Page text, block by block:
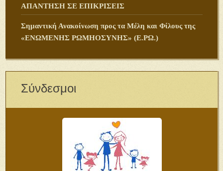
ΑΠΑΝΤΗΣΗ ΣΕ ΕΠΙΚΡΙΣΕΙΣ
Σημαντική Ανακοίνωση προς τα Μέλη και Φίλους της
«ΕΝΩΜΕΝΗΣ ΡΩΜΗΟΣΥΝΗΣ» (Ε.ΡΩ.)
Σύνδεσμοι